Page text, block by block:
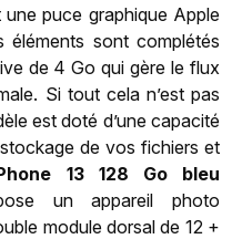
puce graphique Apple
éléments sont complétés
de 4 Go qui gère le flux
Si tout cela n’est pas
est doté d’une capacité
de vos fichiers et
13 128 Go bleu
un appareil photo
module dorsal de 12 +